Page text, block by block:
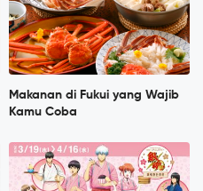
Makanan di Fukui yang Wajib
Kamu Coba